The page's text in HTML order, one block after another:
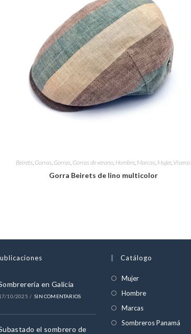
Beirets, Gorras, Gorras, Gorras de verano, Hombre, Marcas, Mujer, Viseras
Gorra Beirets de lino multicolor
en Galicia
10/2025 / SIN COMENTARIOS
el sombrero de
Catálogo
MujerSe
abre
HombreSe
MarcasSe
abre
Sombreros Panamá